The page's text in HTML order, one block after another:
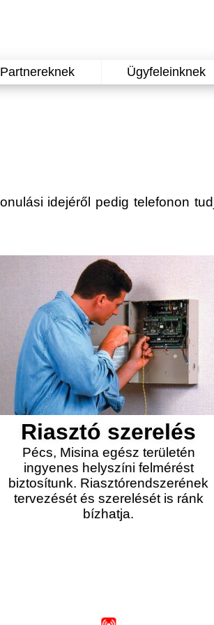
Partnereknek Ügyfeleinknek
idejéről pedig telefonon
Riasztó szerelés
Pécs, Misina egész területén
ingyenes helyszíni felmérést
biztosítunk. Riasztórendszerének
tervezését és szerelését is ránk
bízhatja.